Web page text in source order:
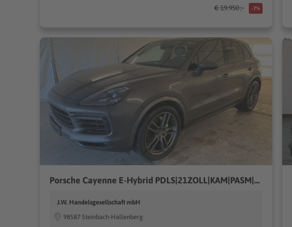
€ 19.950 ,- -7%
Porsche Cayenne E-Hybrid PDLS|21ZOLL|KAM|PASM|MEMORY
J.W. Handelsgesellschaft mbH
98587 Steinbach-Hallenberg